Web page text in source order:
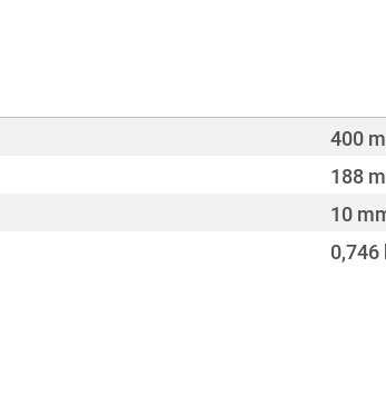
400
188
10
0,746